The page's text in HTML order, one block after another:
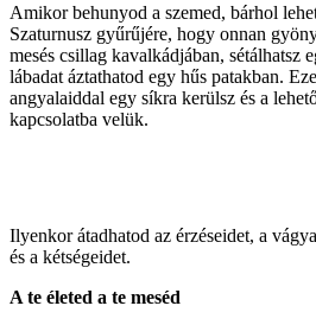
Amikor behunyod a szemed, bárhol
Szaturnusz gyűrűjére, hogy onnan
mesés csillag kavalkádjában, sétálhatsz
lábadat áztathatod egy hűs patakban.
angyalaiddal egy síkra kerülsz és a
kapcsolatba velük.
Ilyenkor átadhatod az érzéseidet, a
és a kétségeidet.
A te életed a te meséd